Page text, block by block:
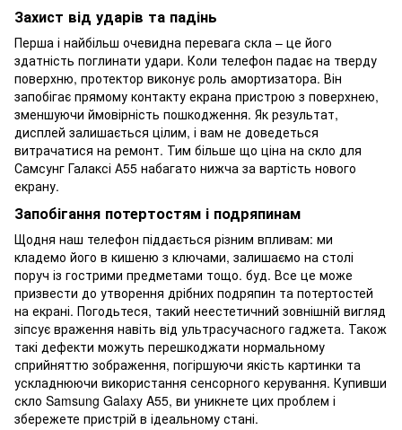
Захист від ударів та падінь
Перша і найбільш очевидна перевага скла – це його
здатність поглинати удари. Коли телефон падає на тверду
поверхню, протектор виконує роль амортизатора. Він
запобігає прямому контакту екрана пристрою з поверхнею,
зменшуючи ймовірність пошкодження. Як результат,
дисплей залишається цілим, і вам не доведеться
витрачатися на ремонт. Тим більше що ціна на скло для
Самсунг Галаксі А55 набагато нижча за вартість нового
екрану.
Запобігання потертостям і подряпинам
Щодня наш телефон піддається різним впливам: ми
кладемо його в кишеню з ключами, залишаємо на столі
поруч із гострими предметами тощо. буд. Все це може
призвести до утворення дрібних подряпин та потертостей
на екрані. Погодьтеся, такий неестетичний зовнішній вигляд
зіпсує враження навіть від ультрасучасного гаджета. Також
такі дефекти можуть перешкоджати нормальному
сприйняттю зображення, погіршуючи якість картинки та
ускладнюючи використання сенсорного керування. Купивши
скло Samsung Galaxy A55, ви уникнете цих проблем і
збережете пристрій в ідеальному стані.